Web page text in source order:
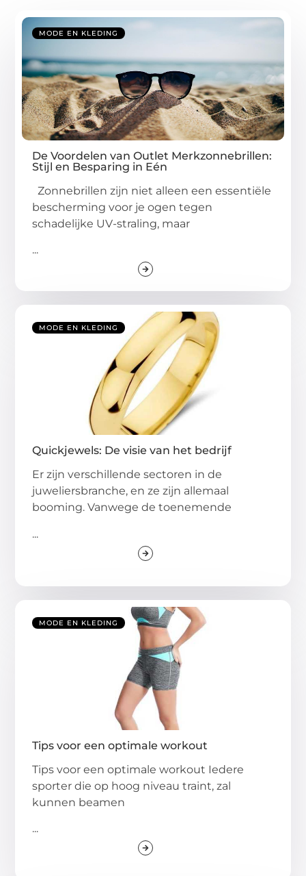
MODE EN KLEDING
De Voordelen van Outlet Merkzonnebrillen:
Stijl en Besparing in Eén
Zonnebrillen zijn niet alleen een essentiële
bescherming voor je ogen tegen
schadelijke UV-straling, maar
...
MODE EN KLEDING
Quickjewels: De visie van het bedrijf
Er zijn verschillende sectoren in de
juweliersbranche, en ze zijn allemaal
booming. Vanwege de toenemende
...
MODE EN KLEDING
Tips voor een optimale workout
Tips voor een optimale workout Iedere
sporter die op hoog niveau traint, zal
kunnen beamen
...